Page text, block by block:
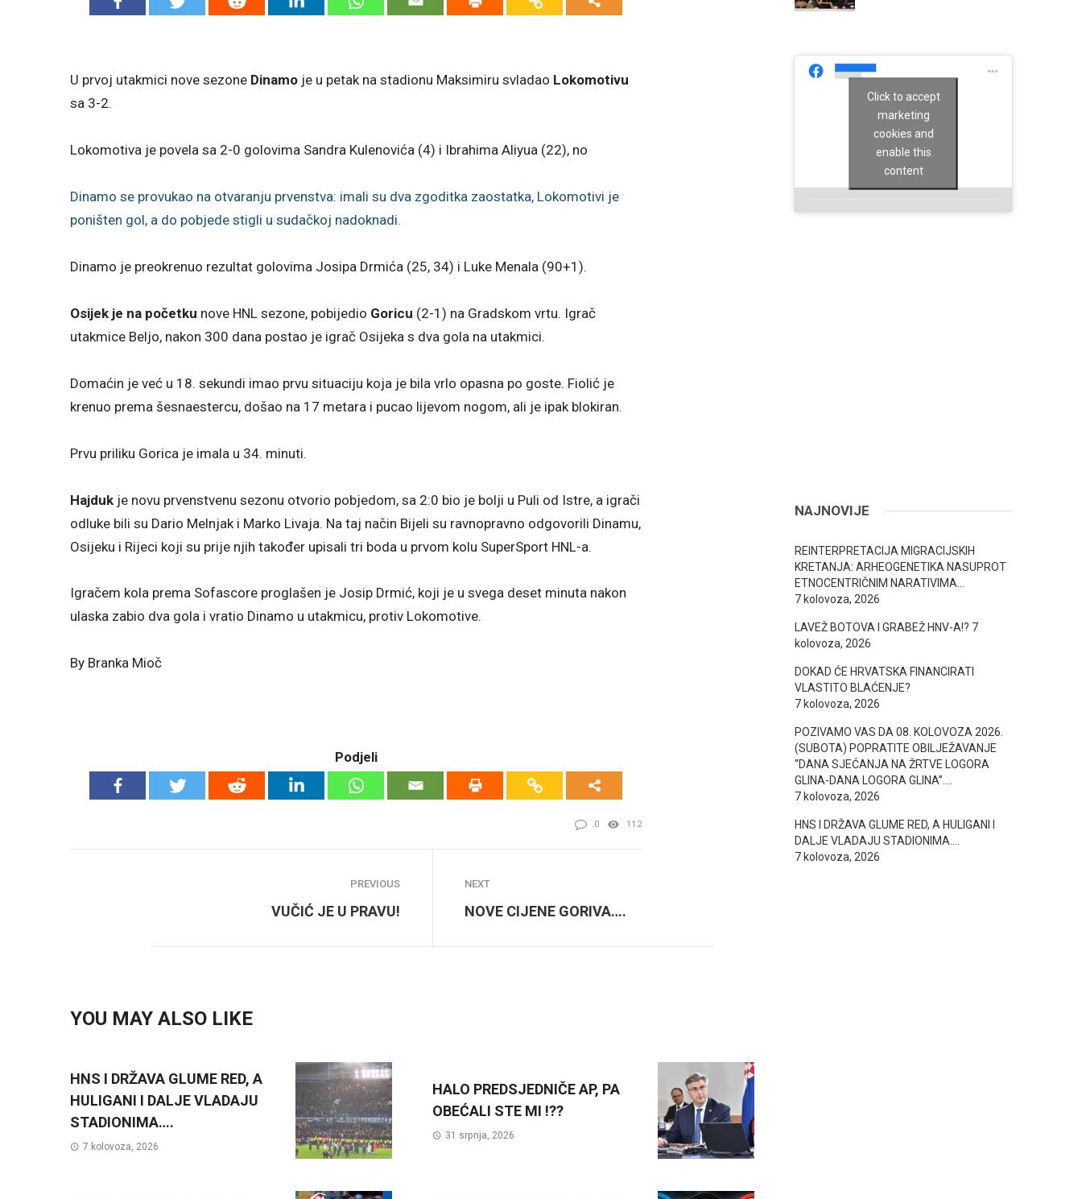
U prvoj utakmici nove sezone Dinamo je u petak na stadionu Maksimiru svladao Lokomotivu
sa 3-2.
Lokomotiva je povela sa 2-0 golovima Sandra Kulenovića (4) i Ibrahima Aliyua (22), no
Dinamo se provukao na otvaranju prvenstva: imali su dva zgoditka zaostatka, Lokomotivi je
poništen gol, a do pobjede stigli u sudačkoj nadoknadi.
Dinamo je preokrenuo rezultat golovima Josipa Drmića (25, 34) i Luke Menala (90+1).
Osijek je na početku nove HNL sezone, pobijedio Goricu (2-1) na Gradskom vrtu. Igrač
utakmice Beljo, nakon 300 dana postao je igrač Osijeka s dva gola na utakmici.
Domaćin je već u 18. sekundi imao prvu situaciju koja je bila vrlo opasna po goste. Fiolić je
krenuo prema šesnaestercu, došao na 17 metara i pucao lijevom nogom, ali je ipak blokiran.
Prvu priliku Gorica je imala u 34. minuti.
Hajduk je novu prvenstvenu sezonu otvorio pobjedom, sa 2:0 bio je bolji u Puli od Istre, a igrači
odluke bili su Dario Melnjak i Marko Livaja. Na taj način Bijeli su ravnopravno odgovorili Dinamu,
Osijeku i Rijeci koji su prije njih također upisali tri boda u prvom kolu SuperSport HNL-a.
Igračem kola prema Sofascore proglašen je Josip Drmić, koji je u svega deset minuta nakon
ulaska zabio dva gola i vratio Dinamo u utakmicu, protiv Lokomotive.
By Branka Mioč
Podjeli
0 112
PREVIOUS
VUČIĆ JE U PRAVU!
NEXT
NOVE CIJENE GORIVA….
YOU MAY ALSO LIKE
HNS I DRŽAVA GLUME RED, A
HULIGANI I DALJE VLADAJU
STADIONIMA….
7 kolovoza, 2026
HALO PREDSJEDNIČE AP, PA
OBEĆALI STE MI !??
31 srpnja, 2026
Click to accept
marketing
cookies and
enable this
content
NAJNOVIJE
REINTERPRETACIJA MIGRACIJSKIH
KRETANJA: ARHEOGENETIKA NASUPROT
ETNOCENTRIČNIM NARATIVIMA…
7 kolovoza, 2026
LAVEŽ BOTOVA I GRABEŽ HNV-A!? 7
kolovoza, 2026
DOKAD ĆE HRVATSKA FINANCIRATI
VLASTITO BLAĆENJE?
7 kolovoza, 2026
POZIVAMO VAS DA 08. KOLOVOZA 2026.
(SUBOTA) POPRATITE OBILJEŽAVANJE
“DANA SJEĆANJA NA ŽRTVE LOGORA
GLINA-DANA LOGORA GLINA”….
7 kolovoza, 2026
HNS I DRŽAVA GLUME RED, A HULIGANI I
DALJE VLADAJU STADIONIMA….
7 kolovoza, 2026